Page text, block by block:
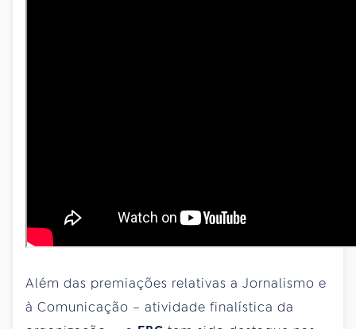
Além das premiações relativas a Jornalismo e
à Comunicação – atividade finalística da